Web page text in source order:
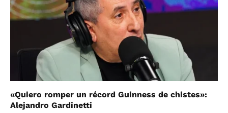
«Quiero romper un récord Guinness de chistes»:
Alejandro Gardinetti